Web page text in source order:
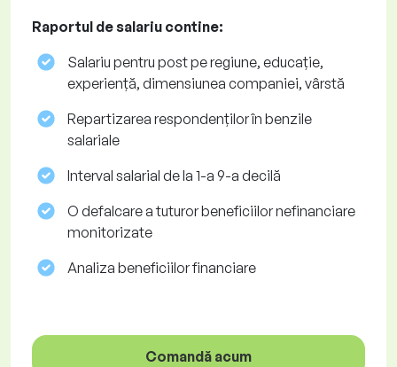
Raportul de salariu contine:
Salariu pentru post pe regiune, educație,
experiență, dimensiunea companiei, vârstă
Repartizarea respondenților în benzile
salariale
Interval salarial de la 1-a 9-a decilă
O defalcare a tuturor beneficiilor nefinanciare
monitorizate
Analiza beneficiilor financiare
Comandă acum